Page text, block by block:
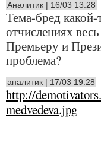
Аналитик | 16/03 13:28
Тема-бред
отчислениях
Премьеру и
проблема?
аналитик | 17/03 19:28
http://
medvedeva.jpg